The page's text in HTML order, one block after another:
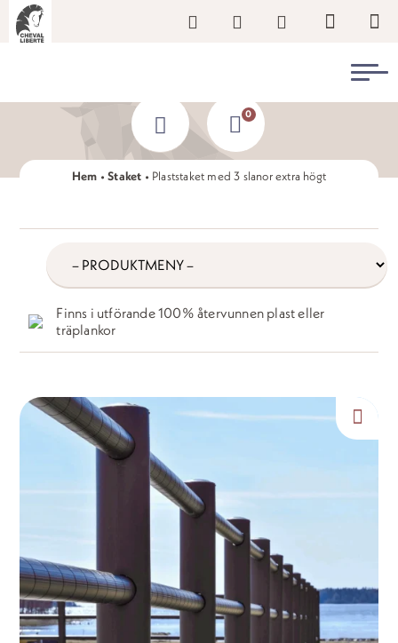
0
Hem •Staket • Plaststaket med 3 slanor extra högt
/produkter/
produkter
Finns i utförande 100% återvunnen plast eller
träplankor